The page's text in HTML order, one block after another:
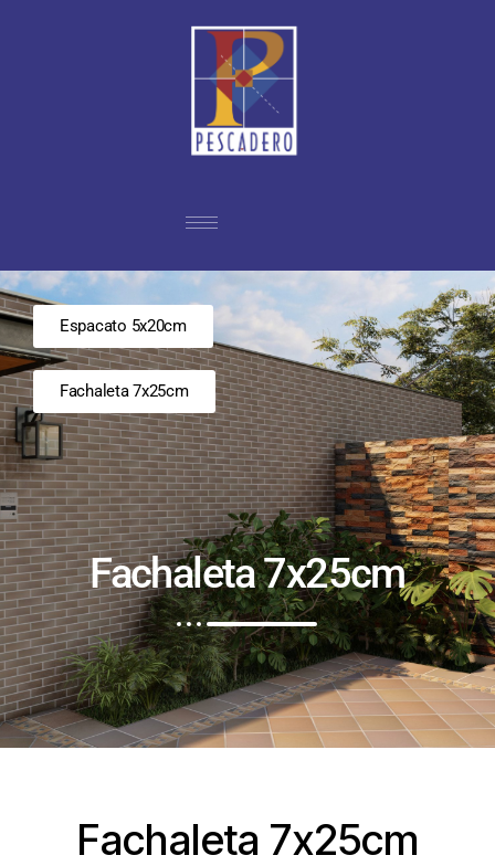
Espacato 5x20cm
Fachaleta 7x25cm
Fachaleta 7x25cm
Fachaleta 7x25cm